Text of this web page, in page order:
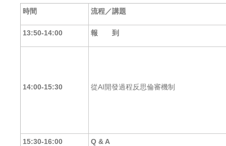
時間 流程／講題
13:50-14:00 報 到
14:00-15:30 從AI開發過程反思倫審機制
15:30-16:00 Q & A